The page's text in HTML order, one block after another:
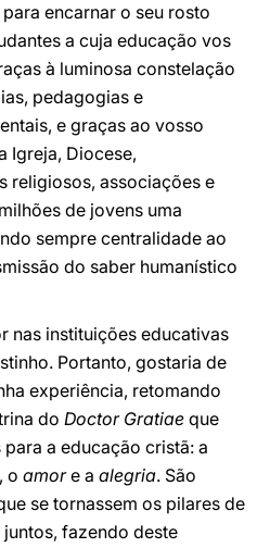
encarnar o seu rosto
a cuja educação vos
à luminosa constelação
pedagogias e
e graças ao vosso
Igreja, Diocese,
religiosos, associações e
de jovens uma
sempre centralidade ao
do saber humanístico
nas instituições educativas
Portanto, gostaria de
experiência, retomando
do Doctor Gratiae que
a educação cristã: a
, o amore a alegria. São
se tornassem os pilares de
fazendo deste